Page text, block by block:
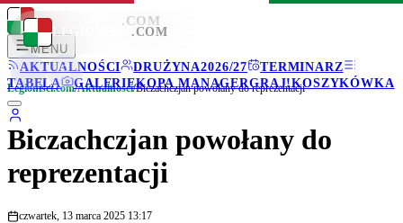
LEGIONISCI .COM
MENU
AKTUALNOŚCI
DRUŻYNA2026/27
TERMINARZ
TABELA
GALERIEKOPA MANAGERGRAJ!KOSZYKÓWKA
LEGIONISCI .COM
Legionisci.com/Aktualności/Biczachczjan powołany do reprezentacji
Biczachczjan powołany do
reprezentacji
czwartek, 13 marca 2025 13:17